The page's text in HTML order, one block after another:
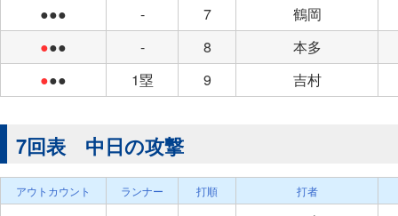
●●● - 7
鶴岡
●●● - 8
本多
●●● 1塁 9 吉村
7回表 中日の攻撃
アウトカウント ランナー 打順 打者